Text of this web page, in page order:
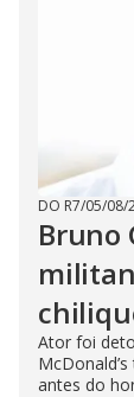
DO R7/05/08/
Bruno
Ator foi
antes do